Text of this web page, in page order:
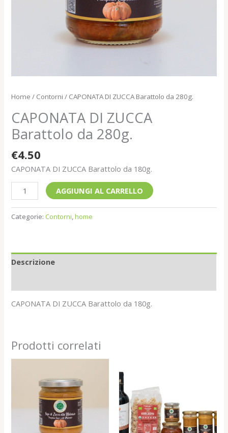
Home / Contorni / CAPONATA DI ZUCCA Barattolo da 280g.
CAPONATA DI ZUCCA
Barattolo da 280g.
€4.50
CAPONATA DI ZUCCA Barattolo da 180g.
AGGIUNGI AL CARRELLO
Categorie: Contorni,home
Descrizione
CAPONATA DI ZUCCA Barattolo da 180g.
Prodotti correlati